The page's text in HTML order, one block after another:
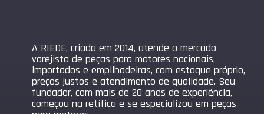
A RIEDE, criada em 2014, atende o mercado
varejista de peças para motores nacionais,
importados e empilhadeiras, com estoque próprio,
preços justos e atendimento de qualidade. Seu
fundador, com mais de 20 anos de experiência,
começou na retífica e se especializou em peças